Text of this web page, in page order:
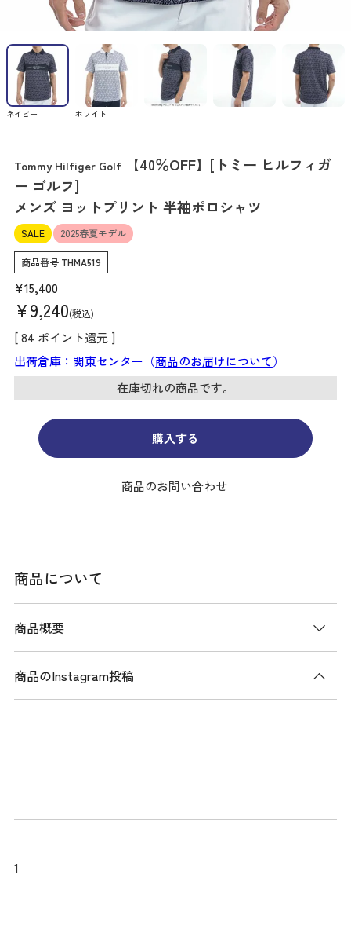
ネイビー ホワイト
Tommy Hilfiger Golf
【40％OFF】[トミー ヒルフィガ
ー ゴルフ]
メンズ ヨットプリント 半袖ポロシャツ
SALE 2025春夏モデル
商品番号 THMA519
¥15,400
¥9,240 税込
[84 ポイント還元 ]
出荷倉庫：関東センター（商品のお届けについて）
在庫切れの商品です。
購入する
商品のお問い合わせ
商品について
商品概要
商品説明
枚です。
商品のInstagram投稿
1